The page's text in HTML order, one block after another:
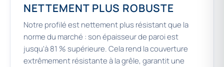
NETTEMENT PLUS ROBUSTE
Notre profilé est nettement plus résistant que la
norme du marché : son épaisseur de paroi est
jusqu'à 81 % supérieure. Cela rend la couverture
extrêmement résistante à la grêle, garantit une